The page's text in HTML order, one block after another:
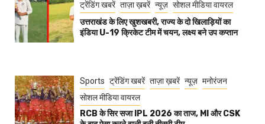
ट्रेंडिंग खबरें ताज़ा ख़बरें न्यूज़ सोशल मीडिया वायरल
उत्तराखंड के लिए खुशखबरी, राज्य के दो खिलाड़ियों का
इंडिया U-19 क्रिकेट टीम में चयन, लक्ष्य बने उप कप्तान
Sports ट्रेंडिंग खबरें ताज़ा ख़बरें न्यूज़ मनोरंजन
सोशल मीडिया वायरल
RCB के सिर सजा IPL 2026 का ताज, MI और CSK